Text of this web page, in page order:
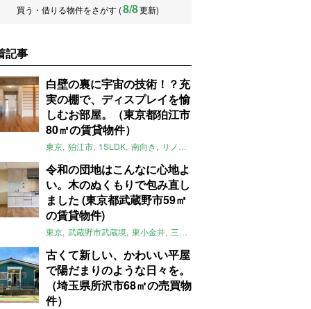
買う・借りる物件をさがす (8/8更新)
記事
白壁の裏に宇宙の技術！？充
実の棚で、ディスプレイを愉
しむお部屋。（東京都狛江市
80㎡の賃貸物件）
東京 狛江市 1SLDK 南向き リノベ
令和の団地はこんなに心地よ
い。木のぬくもりで包み直し
ました (東京都武蔵野市59㎡
の賃貸物件)
東京 武蔵野市武蔵境 東小金井 三鷹
古くて新しい、かわいい平屋
で陽だまりのような日々を。
（埼玉県所沢市68㎡の売買物
件）